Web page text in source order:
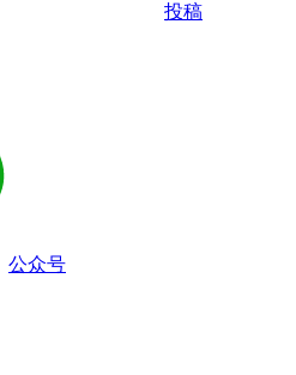
投稿
公众号